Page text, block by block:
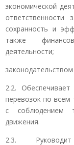
экономической
ответственности
сохранность и
также
деятельности;
законодательством
2.2.
перевозок по всем
с соблюдением
движения.
2.3.